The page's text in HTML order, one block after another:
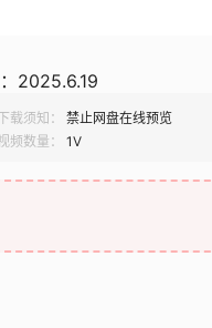
2025.6.19
载须知：
禁止网盘在线预览
频数量： 1V